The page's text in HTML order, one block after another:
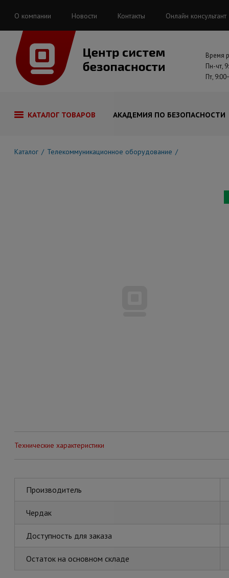
О компании Новости Контакты Онлайн консультант
Время
Пн-чт,
Пт,
КАТАЛОГ ТОВАРОВ АКАДЕМИЯ ПО БЕЗОПАСНОСТИ
Каталог Телекоммуникационное оборудование
Технические характеристики
Производитель
Чердак
Доступность для заказа
Остаток на основном складе